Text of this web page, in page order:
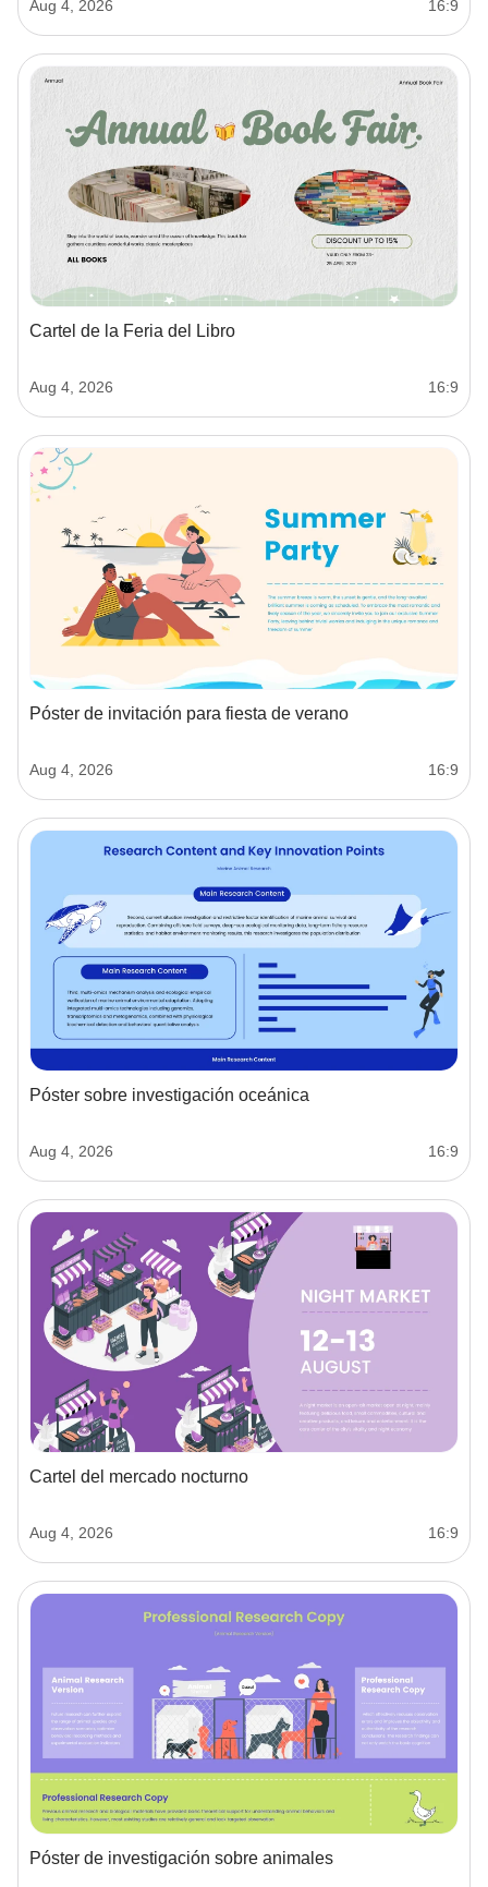
Aug 4, 2026 16:9
Cartel de la Feria del Libro
Aug 4, 2026 16:9
Póster de invitación para fiesta de verano
Aug 4, 2026 16:9
Póster sobre investigación oceánica
Aug 4, 2026 16:9
Cartel del mercado nocturno
Aug 4, 2026 16:9
Póster de investigación sobre animales